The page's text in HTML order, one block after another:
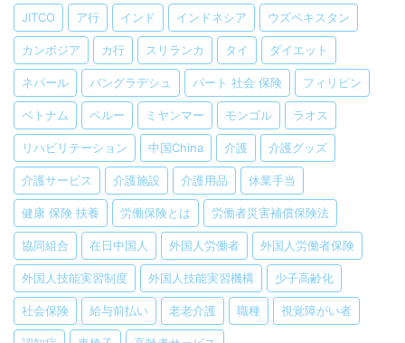
JITCO ア行 インド インドネシア ウズベキスタン
カンボジア カ行 スリランカ タイ ダイエット
ネパール バングラデシュ パート 社会 保険 フィリピン
ベトナム ペルー ミヤンマー モンゴル ラオス
リハビリテーション 中国China 介護 介護グッズ
介護サービス 介護施設 介護用品 休業手当
健康 保険 扶養 労働保険とは 労働者災害補償保険法
協同組合 在日中国人 外国人労働者 外国人労働者保険
外国人技能実習制度 外国人技能実習機構 少子高齢化
社会保険 給与前払い 老老介護 職種 視覚障がい者